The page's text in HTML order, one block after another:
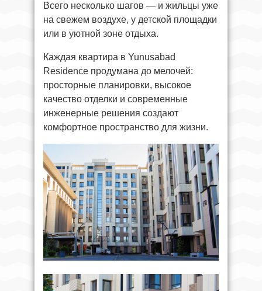
Всего несколько шагов — и жильцы уже
на свежем воздухе, у детской площадки
или в уютной зоне отдыха.
Каждая квартира в Yunusabad
Residence продумана до мелочей:
просторные планировки, высокое
качество отделки и современные
инженерные решения создают
комфортное пространство для жизни.